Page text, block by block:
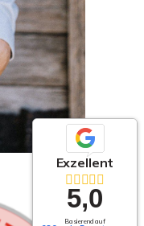
Exzellent
5,0
Basierend auf